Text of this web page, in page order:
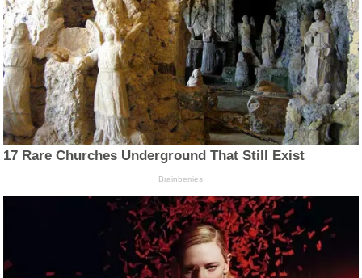
17 Rare Churches Underground That Still Exist
Brainberries